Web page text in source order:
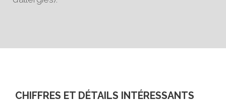
CHIFFRES ET DÉTAILS INTÉRESSANTS